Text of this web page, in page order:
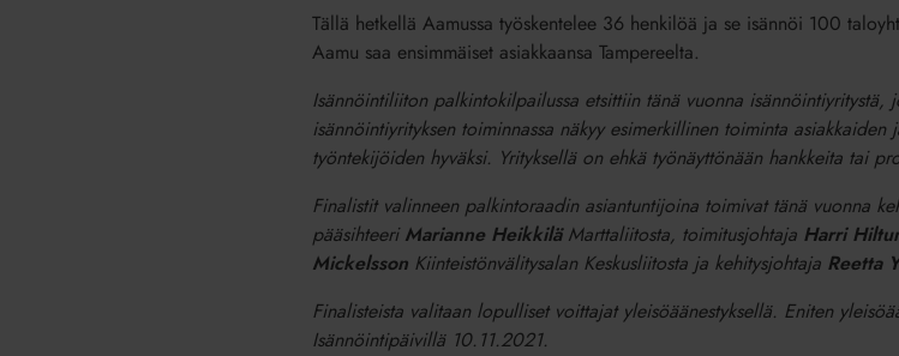
Tällä hetkellä Aamussa työskentelee 36 henkilöä ja se isännöi 100
Aamu saa ensimmäiset asiakkaansa Tampereelta.
Isännöintiliiton palkintokilpailussa etsittiin tänä vuonna
isännöintiyrityksen toiminnassa näkyy esimerkillinen toiminta asiakkaiden
työntekijöiden hyväksi. Yrityksellä on ehkä työnäyttönään hankkeita tai
Finalistit valinneen palkintoraadin asiantuntijoina toimivat tänä vuonna
pääsihteeriMarianne HeikkiläMarttaliitosta, toimitusjohtaja Harri
MickelssonKiinteistönvälitysalan Keskusliitosta ja kehitysjohtaja Reetta
Finalisteista valitaan lopulliset voittajat yleisöäänestyksellä. Eniten
Isännöintipäivillä 10.11.2021.